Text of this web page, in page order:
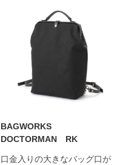
BAGWORKS
DOCTORMAN RK
口金入りの大きなバッグ口が